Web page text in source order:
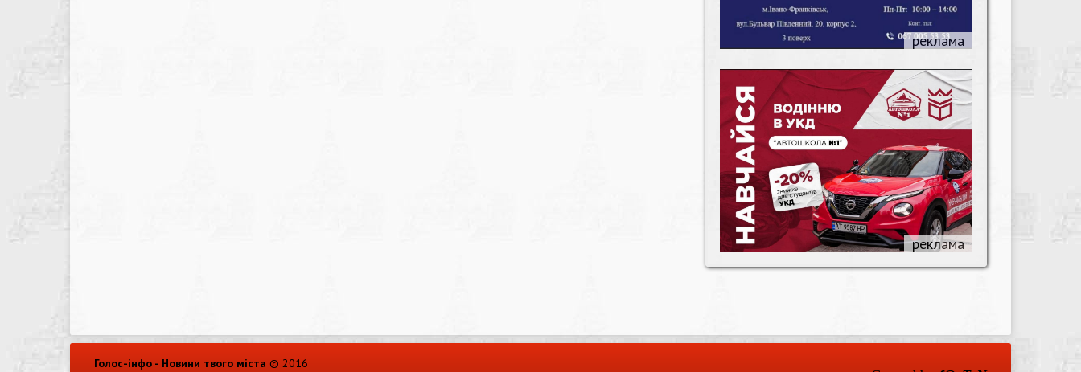
Голос-інфо - Новини твого міста © 2016